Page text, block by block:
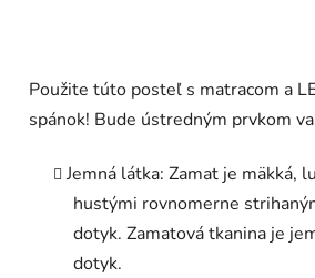
Použite túto posteľ s matracom a
spánok! Bude ústredným prvkom
Jemná látka: Zamat je mäkká,
hustými rovnomerne
dotyk. Zamatová tkanina je
dotyk.